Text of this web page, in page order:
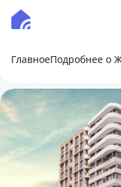
ГлавноеПодробнее о